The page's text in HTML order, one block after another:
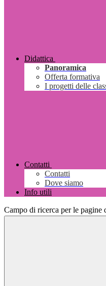
Didattica
Panoramica
Offerta formativa
I progetti delle
Contatti
Contatti
Dove siamo
Info utili
Campo di ricerca per le pagine